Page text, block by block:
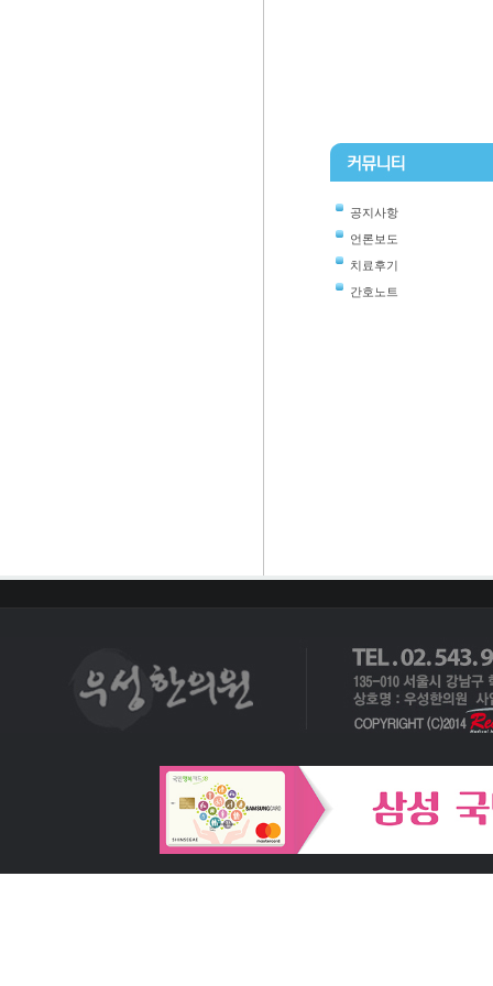
공지사항
언론보도
치료후기
간호노트